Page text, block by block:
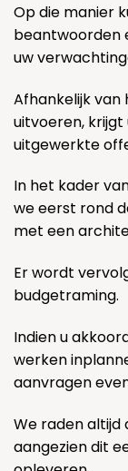
Op die manier
beantwoorden
uw
Afhankelijk
uitvoeren,
uitgewerkte
In het kader
we eerst rond
met een
Er wordt
budgetraming.
Indien u
werken
aanvragen
We raden altijd
aangezien dit